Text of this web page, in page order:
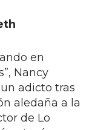
en
Nancy
adicto tras
aledaña a la
de Lo